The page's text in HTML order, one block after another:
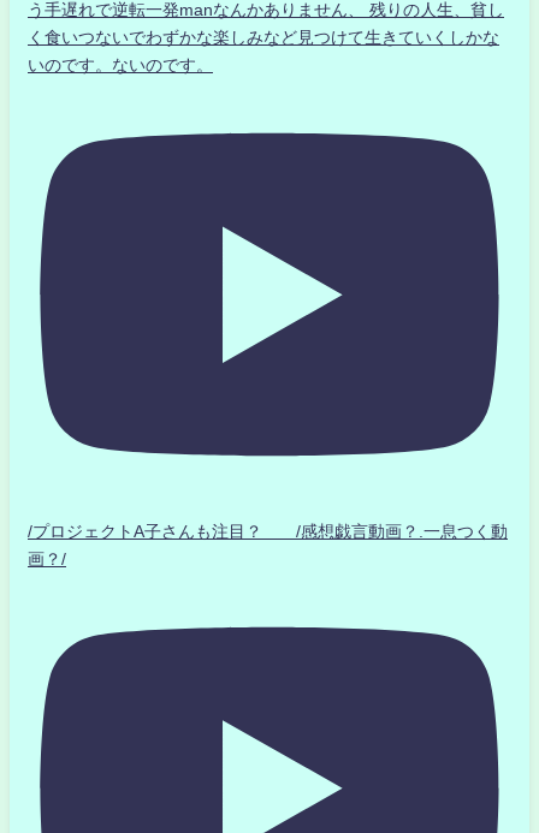
う手遅れで逆転一発manなんかありません、 残りの人生、貧し
く食いつないでわずかな楽しみなど見つけて生きていくしかな
いのです。ないのです。
/プロジェクトA子さんも注目？ /感想戯言動画？.一息つく動
画？/